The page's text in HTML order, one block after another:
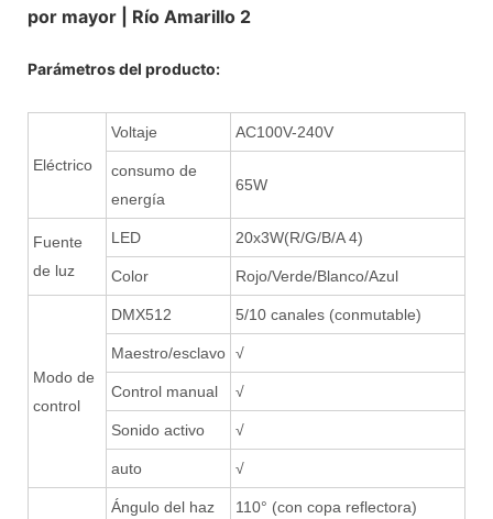
Parámetros del producto:
Eléctrico
Voltaje AC100V-240V
consumo de
energía
65W
Fuente
de luz
LED 20x3W(R/G/B/A 4)
Color Rojo/Verde/Blanco/Azul
Modo de
control
DMX512 5/10 canales (conmutable)
Maestro/esclavo √
Control manual √
Sonido activo √
auto √
Ángulo del haz 110° (con copa reflectora)